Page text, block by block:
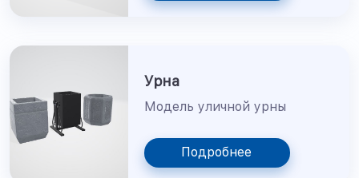
Урна
Модель уличной урны
Подробнее